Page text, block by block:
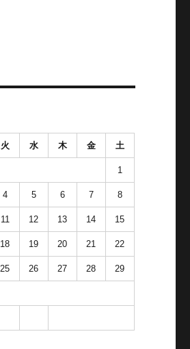
火 水 木 金 土
1
4 5 6 7 8
11 12 13 14 15
18 19 20 21 22
25 26 27 28 29